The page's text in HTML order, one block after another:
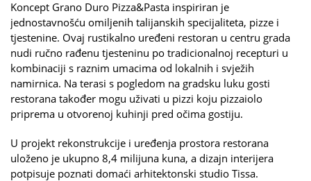
Koncept Grano Duro Pizza&Pasta inspiriran je
jednostavnošću omiljenih talijanskih specijaliteta, pizze i
tjestenine. Ovaj rustikalno uređeni restoran u centru grada
nudi ručno rađenu tjesteninu po tradicionalnoj recepturi u
kombinaciji s raznim umacima od lokalnih i svježih
namirnica. Na terasi s pogledom na gradsku luku gosti
restorana također mogu uživati u pizzi koju pizzaiolo
priprema u otvorenoj kuhinji pred očima gostiju.
U projekt rekonstrukcije i uređenja prostora restorana
uloženo je ukupno 8,4 milijuna kuna, a dizajn interijera
potpisuje poznati domaći arhitektonski studio Tissa.